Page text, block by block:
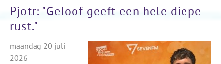
Pjotr: "Geloof geeft een hele diepe
rust."
maandag 20 juli
2026